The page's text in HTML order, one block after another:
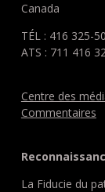
Canada
TÉL : 416 325-
ATS : 711 416
Centre des
Commentaires
La Fiducie du